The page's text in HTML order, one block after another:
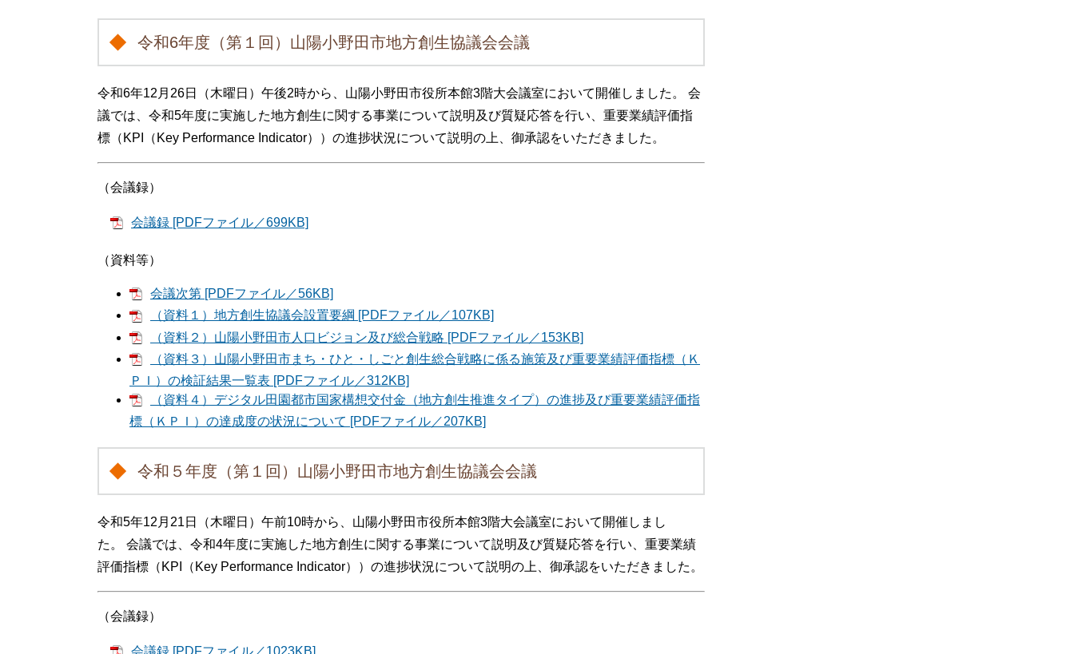
令和6年度（第１回）山陽小野田市地方創生協議会会議
令和6年12月26日（木曜日）午後2時から、山陽小野田市役所本館3階大会議室において開催しました。 会
議では、令和5年度に実施した地方創生に関する事業について説明及び質疑応答を行い、重要業績評価指
標（KPI（Key Performance Indicator））の進捗状況について説明の上、御承認をいただきました。
（会議録）
会議録 [PDFファイル／699KB]
（資料等）
会議次第 [PDFファイル／56KB]
（資料１）地方創生協議会設置要綱 [PDFファイル／107KB]
（資料２）山陽小野田市人口ビジョン及び総合戦略 [PDFファイル／153KB]
（資料３）山陽小野田市まち・ひと・しごと創生総合戦略に係る施策及び重要業績評価指標（Ｋ
ＰＩ）の検証結果一覧表 [PDFファイル／312KB]
（資料４）デジタル田園都市国家構想交付金（地方創生推進タイプ）の進捗及び重要業績評価指
標（ＫＰＩ）の達成度の状況について [PDFファイル／207KB]
令和５年度（第１回）山陽小野田市地方創生協議会会議
令和5年12月21日（木曜日）午前10時から、山陽小野田市役所本館3階大会議室において開催しまし
た。 会議では、令和4年度に実施した地方創生に関する事業について説明及び質疑応答を行い、重要業績
評価指標（KPI（Key Performance Indicator））の進捗状況について説明の上、御承認をいただきました。
（会議録）